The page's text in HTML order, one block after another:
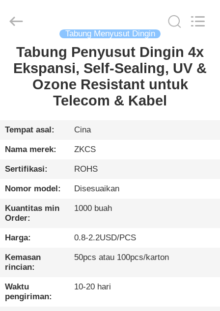
RUMAH
PRODUK
TENTANG
TUR
PABRIK
KONTROL
KUALITAS
HUBUNGI
KAMI
LTD.
Tabung Menyusut Dingin
Tabung Penyusut Dingin 4x
Ekspansi, Self-Sealing, UV &
Ozone Resistant untuk
Telecom & Kabel
Tempat asal: Cina
Nama merek: ZKCS
Sertifikasi: ROHS
Nomor model: Disesuaikan
Kuantitas min
Order:
1000 buah
Harga: 0.8-2.2USD/PCS
Kemasan
rincian:
50pcs atau 100pcs/karton
Waktu
pengiriman:
10-20 hari